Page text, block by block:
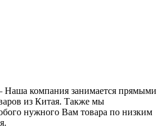
компания занимается прямыми
из Китая. Также мы
нужного Вам товара по низким